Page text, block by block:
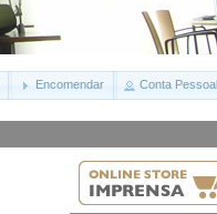
Encomendar Conta Pessoal